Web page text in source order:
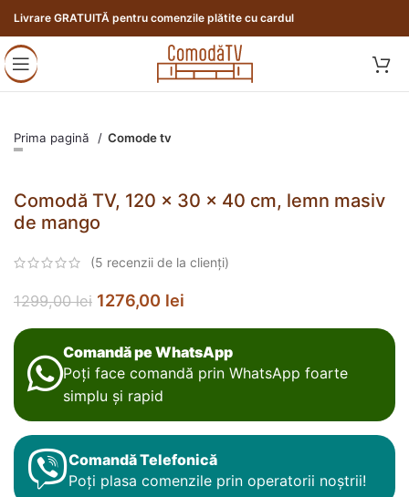
Livrare GRATUITĂ pentru comenzile plătite cu cardul
Prima pagină Comode tv
Comodă TV, 120 x 30 x 40 cm, lemn masiv
de mango
(5 recenzii de la clienți)
1299,00lei 1276,00 lei
Comandă pe WhatsApp
Poți face comandă prin WhatsApp foarte
simplu și rapid
Comandă Telefonică
Poți plasa comenzile prin operatorii noștrii!